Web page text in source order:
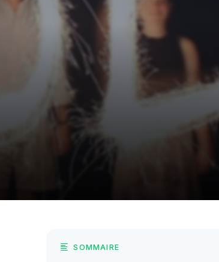
SOMMAIRE